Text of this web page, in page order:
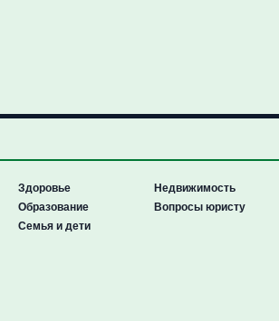
Здоровье
Образование
Семья и дети
Недвижимость
Вопросы юристу